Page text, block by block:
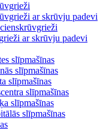
ar skrūvju padevi
ar skrūvju padevi
slīpmašīnas
slīpmašīnas
slīpmašīnas
slīpmašīnas
slīpmašīnas
slīpmašīnas